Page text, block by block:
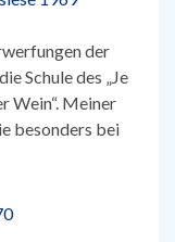
der
Schule des „Je
Wein“. Meiner
besonders bei